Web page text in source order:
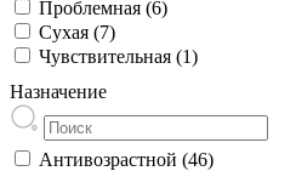
Проблемная (6)
Сухая (7)
Чувствительная (1)
Назначение
Антивозрастной (46)